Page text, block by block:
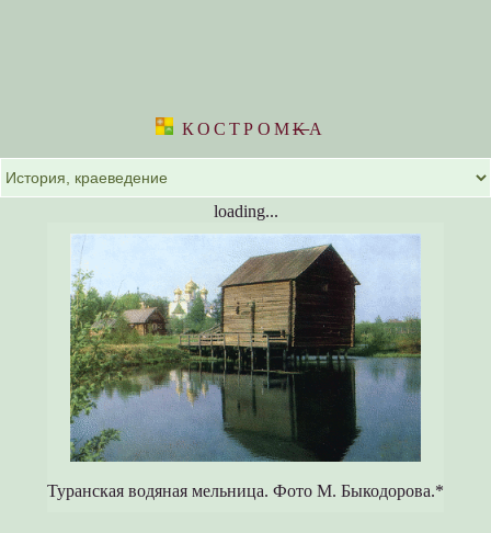
КОСТРОМKА
loading...
Туранская водяная мельница. Фото М. Быкодорова.*